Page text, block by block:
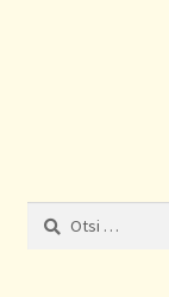
Otsi: